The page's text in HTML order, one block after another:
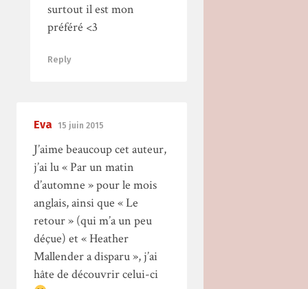
surtout il est mon
préféré <3
Reply
Eva 15 juin 2015
J’aime beaucoup cet auteur,
j’ai lu « Par un matin
d’automne » pour le mois
anglais, ainsi que « Le
retour » (qui m’a un peu
déçue) et « Heather
Mallender a disparu », j’ai
hâte de découvrir celui-ci